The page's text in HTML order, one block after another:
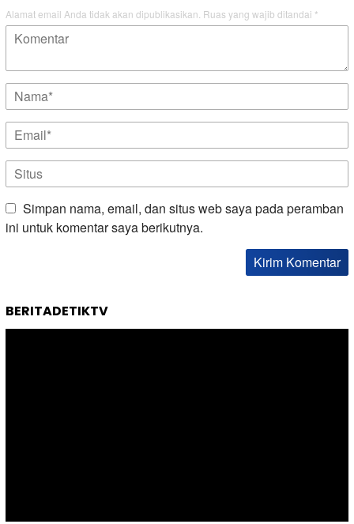
Alamat email Anda tidak akan dipublikasikan. Ruas yang wajib ditandai *
Simpan nama, email, dan situs web saya pada peramban
ini untuk komentar saya berikutnya.
BERITADETIKTV